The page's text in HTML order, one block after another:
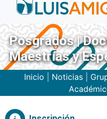
Posgrados |
Maestrías y
Inicio Noticias